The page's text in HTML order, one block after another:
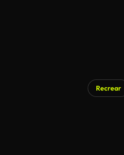
Recrear